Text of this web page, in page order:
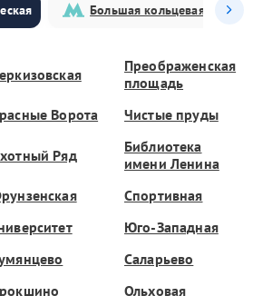
Большая кольцевая
Преображенская
площадь
Ворота Чистые пруды
Ряд
Библиотека
имени Ленина
Спортивная
Юго-Западная
Саларьево
Ольховая